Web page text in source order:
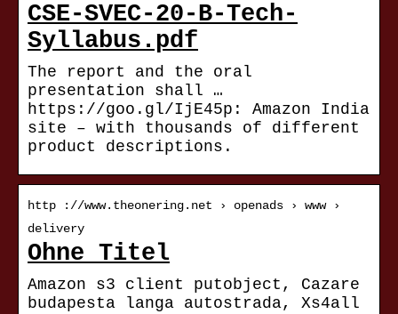
CSE-SVEC-20-B-Tech-
Syllabus.pdf
The report and the oral
presentation shall …
https://goo.gl/IjE45p: Amazon India
site – with thousands of different
product descriptions.
http ://www.theonering.net › openads › www ›
delivery
Ohne Titel
Amazon s3 client putobject, Cazare
budapesta langa autostrada, Xs4all